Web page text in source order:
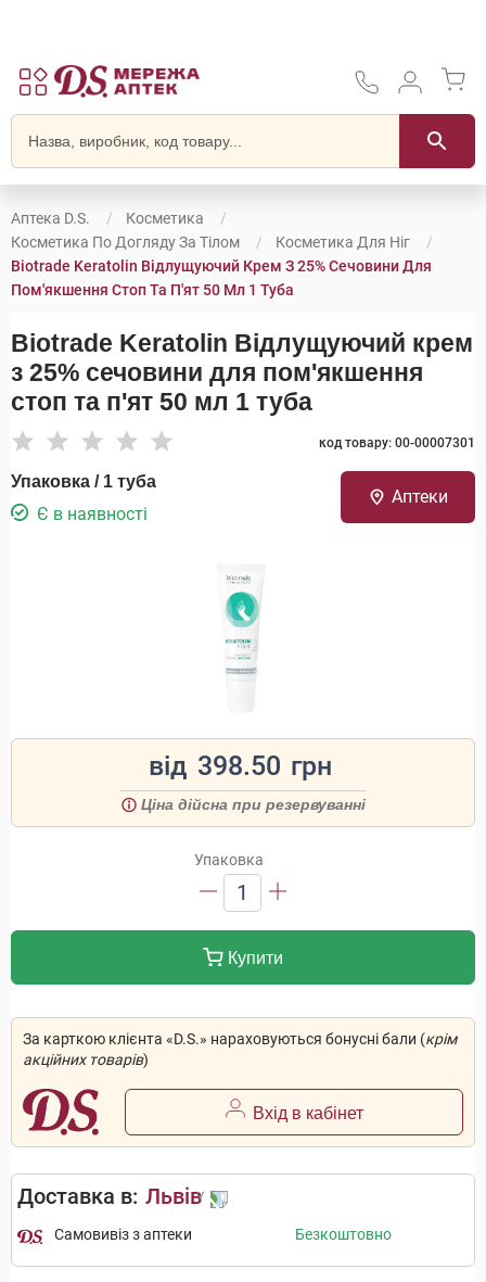
Аптека D.S.
Косметика
Косметика По Догляду За Тілом
Косметика Для Ніг
Biotrade Keratolin Відлущуючий Крем З 25% Сечовини Для
Пом'якшення Стоп Та П'ят 50 Мл 1 Туба
Biotrade Keratolin Відлущуючий крем
з 25% сечовини для пом'якшення
стоп та п'ят 50 мл 1 туба
код товару: 00-00007301
Упаковка / 1 туба
Є в наявності
Аптеки
від 398.50 грн
Ціна дійсна при резервуванні
Упаковка
1
Купити
За карткою клієнта «D.S.» нараховуються бонусні бали (крім
акційних товарів)
Вхід в кабінет
Доставка в: Львів
Самовивіз з аптеки Безкоштовно